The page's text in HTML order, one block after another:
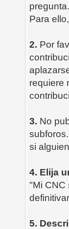
pregunta.
Para
2. Por
requiere
3. No
si
4. Elija
"Mi CNC
5.